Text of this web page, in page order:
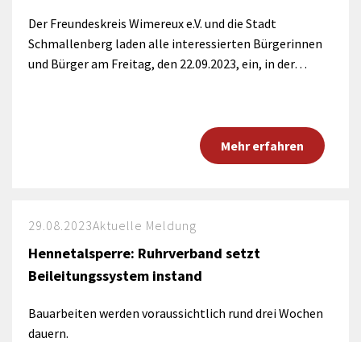
Der Freundeskreis Wimereux e.V. und die Stadt
Schmallenberg laden alle interessierten Bürgerinnen
und Bürger am Freitag, den 22.09.2023, ein, in der…
Mehr erfahren
29.08.2023Aktuelle Meldung
Hennetalsperre: Ruhrverband setzt
Beileitungssystem instand
Bauarbeiten werden voraussichtlich rund drei Wochen
dauern.